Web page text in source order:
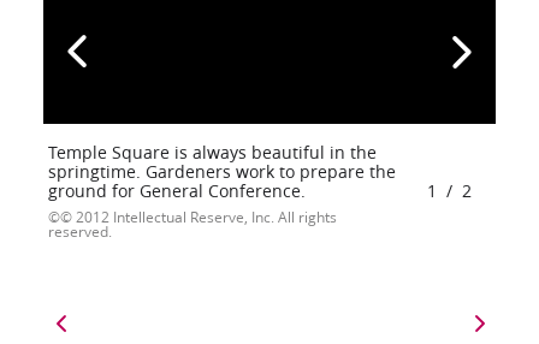
Temple Square is always beautiful in the
springtime. Gardeners work to prepare the
ground for General Conference.
© 2012 Intellectual Reserve, Inc. All rights
reserved.
1 / 2